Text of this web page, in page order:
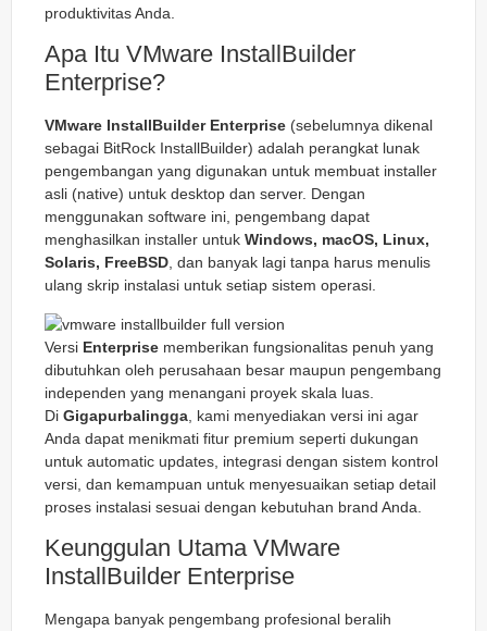
produktivitas Anda.
Apa Itu VMware InstallBuilder
Enterprise?
VMware InstallBuilder Enterprise (sebelumnya dikenal
sebagai BitRock InstallBuilder) adalah perangkat lunak
pengembangan yang digunakan untuk membuat installer
asli (native) untuk desktop dan server. Dengan
menggunakan software ini, pengembang dapat
menghasilkan installer untuk Windows, macOS, Linux,
Solaris, FreeBSD , dan banyak lagi tanpa harus menulis
ulang skrip instalasi untuk setiap sistem operasi.
Versi Enterprise memberikan fungsionalitas penuh yang
dibutuhkan oleh perusahaan besar maupun pengembang
independen yang menangani proyek skala luas.
Di Gigapurbalingga , kami menyediakan versi ini agar
Anda dapat menikmati fitur premium seperti dukungan
untuk automatic updates , integrasi dengan sistem kontrol
versi, dan kemampuan untuk menyesuaikan setiap detail
proses instalasi sesuai dengan kebutuhan brand Anda.
Keunggulan Utama VMware
InstallBuilder Enterprise
Mengapa banyak pengembang profesional beralih